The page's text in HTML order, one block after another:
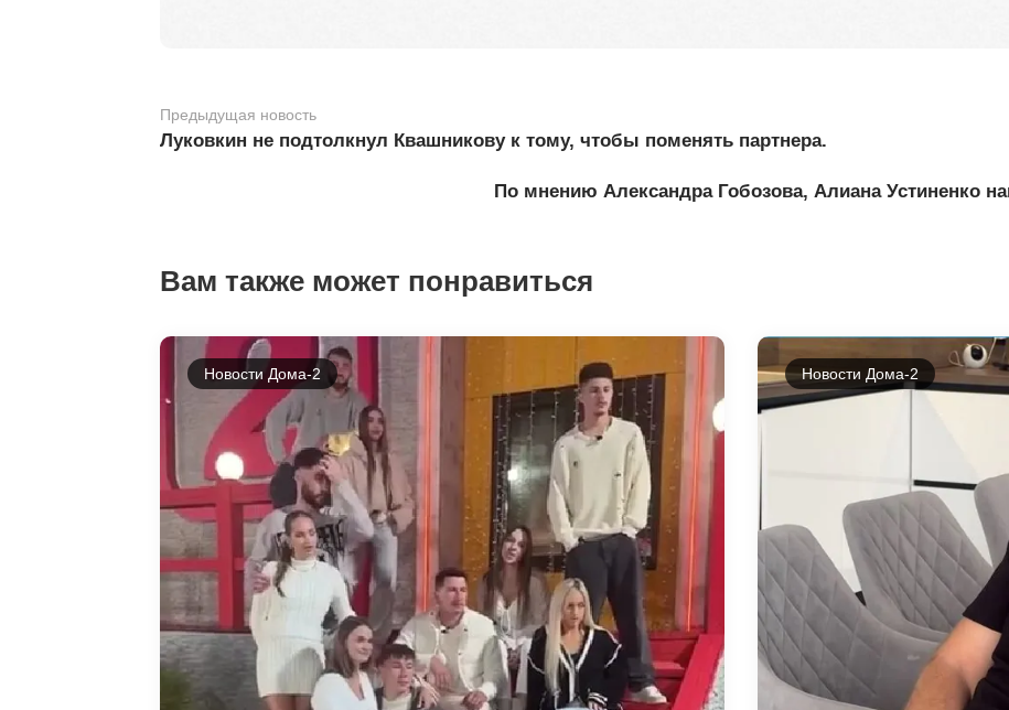
Предыдущая новость
Луковкин не подтолкнул Квашникову к тому, чтобы поменять партнера.
По мнению Александра Гобозова, Алиана Устиненко
Вам также может понравиться
Новости Дома-2 Новости Дома-2